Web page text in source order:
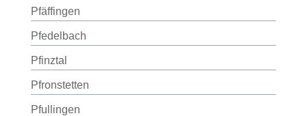
Pfäffingen
Pfedelbach
Pfinztal
Pfronstetten
Pfullingen